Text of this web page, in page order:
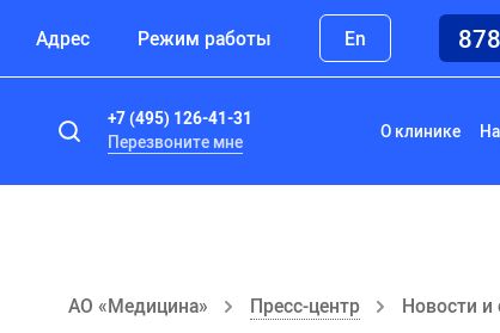
Адрес Режим работы En
+7 (495) 126-41-31
Перезвоните мне
О клинике
АО «Медицина» Пресс-центр Новости